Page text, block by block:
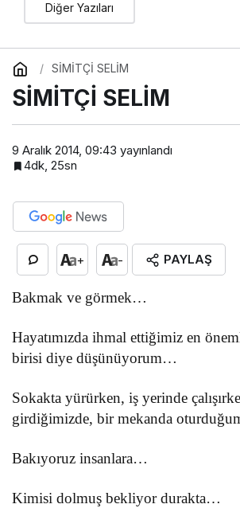
Diğer Yazıları
SİMİTÇİ SELİM
SİMİTÇİ SELİM
9 Aralık 2014, 09:43 yayınlandı
4dk, 25sn
+ - PAYLAŞ
Bakmak ve görmek…
Hayatımızda ihmal ettiğimiz en
birisi diye düşünüyorum…
Sokakta yürürken, iş yerinde
girdiğimizde, bir mekanda
Bakıyoruz insanlara…
Kimisi dolmuş bekliyor durakta…